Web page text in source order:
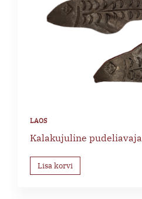
Kalakujuline pudeliavaja
Lisa korvi